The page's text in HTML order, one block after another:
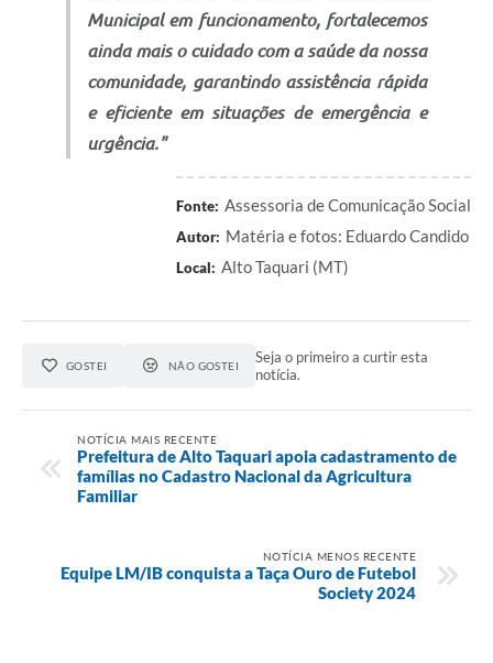
Municipal em funcionamento, fortalecemos
ainda mais o cuidado com a saúde da nossa
comunidade, garantindo assistência rápida
e eficiente em situações de emergência e
urgência."
Fonte: Assessoria de Comunicação Social
Autor: Matéria e fotos: Eduardo Candido
Local: Alto Taquari (MT)
GOSTEI NÃO GOSTEI
Seja o primeiro a curtir esta
notícia.
NOTÍCIA MAIS RECENTE
Prefeitura de Alto Taquari apoia cadastramento de
famílias no Cadastro Nacional da Agricultura
Familiar
NOTÍCIA MENOS RECENTE
Equipe LM/IB conquista a Taça Ouro de Futebol
Society 2024